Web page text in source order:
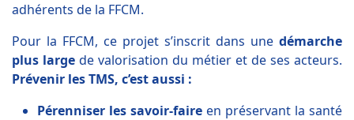
adhérents de la FFCM.
Pour la FFCM, ce projet s’inscrit dans une démarche
plus large de valorisation du métier et de ses acteurs.
Prévenir les TMS, c’est aussi :
Pérenniser les savoir-faire en préservant la santé